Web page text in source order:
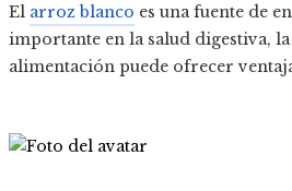
El arroz blanco es una fuente de
importante en la salud digestiva,
alimentación puede ofrecer